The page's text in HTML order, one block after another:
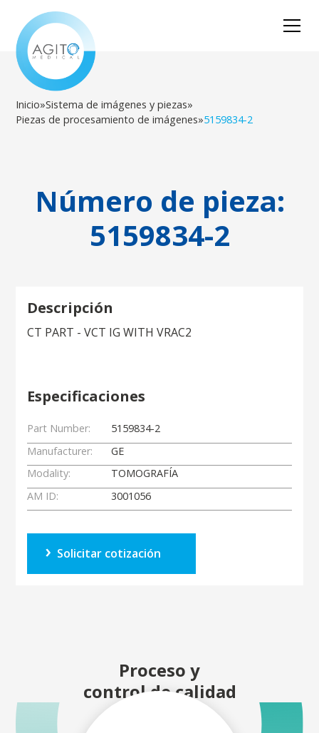
Inicio»Sistema de imágenes y piezas»
Piezas de procesamiento de imágenes»5159834-2
Número de pieza:
5159834-2
Descripción
CT PART - VCT IG WITH VRAC2
Especificaciones
Part Number:
5159834-2
Manufacturer:
GE
Modality:
TOMOGRAFÍA
AM ID:
3001056
Solicitar cotización
Proceso y
control de calidad